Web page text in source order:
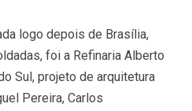
logo depois de Brasília,
foi a Refinaria Alberto
Sul, projeto de arquitetura
Pereira, Carlos